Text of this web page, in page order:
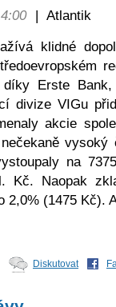
| Atlantik
klidné
díky Erste
divize VIGu
akcie
na
Kč. Naopak
2,0% (1475
Diskutovat